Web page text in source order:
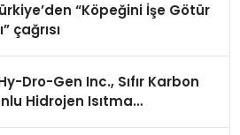
“Köpeğini İşe Götür
çağrısı
Dro-Gen Inc., Sıfır Karbon
Hidrojen Isıtma